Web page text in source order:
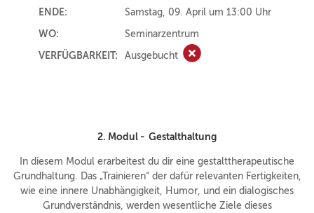
ENDE:
Samstag, 09. April um 13:00 Uhr
WO:
Seminarzentrum
VERFÜGBARKEIT:
Ausgebucht Ausgebucht
2. Modul - Gestalthaltung
In diesem Modul erarbeitest du dir eine gestalttherapeutische
Grundhaltung. Das „Trainieren“ der dafür relevanten Fertigkeiten,
wie eine innere Unabhängigkeit, Humor, und ein dialogisches
Grundverständnis, werden wesentliche Ziele dieses